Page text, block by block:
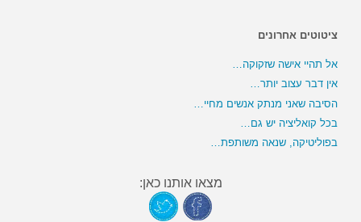
ציטוטים אחרונים
אל תהיי אישה שזקוקה…
אין דבר עצוב יותר…
הסיבה שאני מנתק אנשים מחיי…
בכל קואליציה יש גם…
בפוליטיקה, שנאה משותפת…
מצאו אותנו כאן: